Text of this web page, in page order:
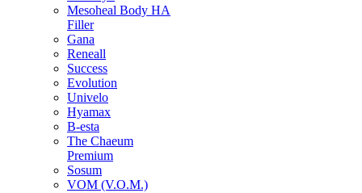
Mesoheal Body HA
Filler
Gana
Reneall
Success
Evolution
Univelo
Hyamax
B-esta
The Chaeum
Premium
Sosum
VOM (V.O.M.)